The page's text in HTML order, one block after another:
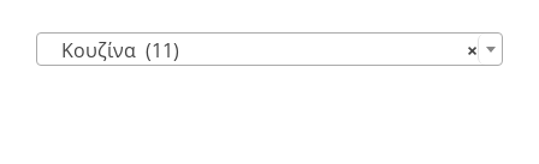
×
Κουζίνα (11)